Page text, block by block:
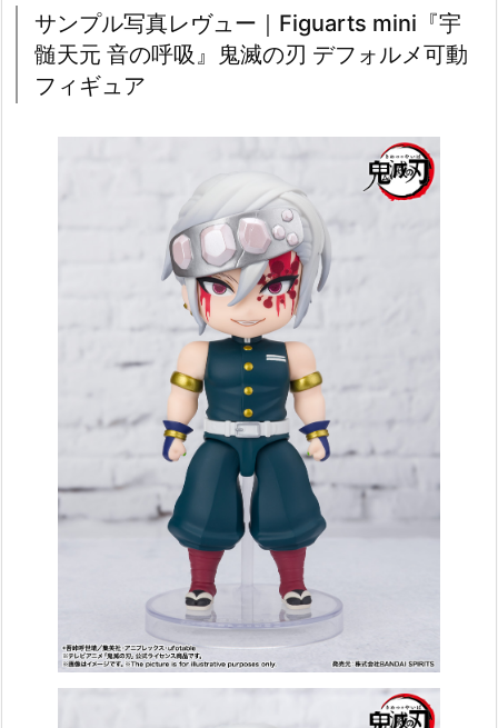
サンプル写真レヴュー｜Figuarts mini『宇
髄天元 音の呼吸』鬼滅の刃 デフォルメ可動
フィギュア